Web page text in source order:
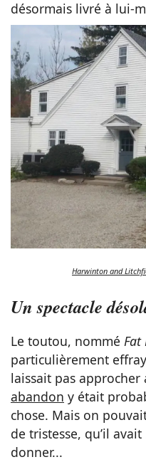
désormais livré à lui-
Harwinton and
Un spectacle
Le toutou, nommé Fat
particulièrement
laissait pas
abandon y était
chose. Mais on
de tristesse, qu’il
donner...